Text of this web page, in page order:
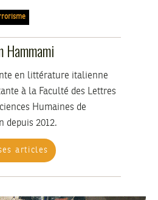
Hammami
en littérature italienne
à la Faculté des Lettres
Humaines de
depuis 2012.
ses articles